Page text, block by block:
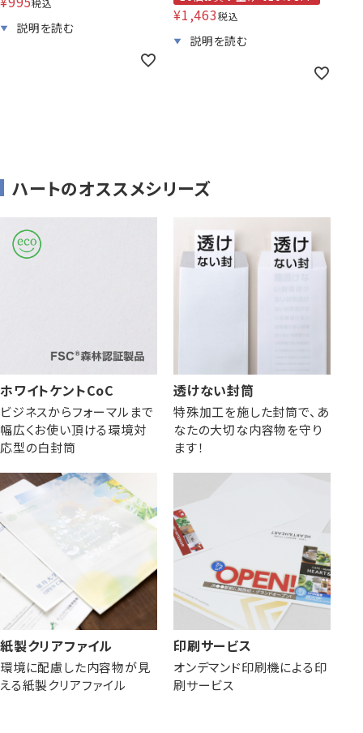
プリンター
税込
¥1,463税込
ハートのオススメシリーズ
ホワイトケントCoC
ビジネスからフォーマルまで
幅広くお使い頂ける環境対
応型の白封筒
透けない封筒
特殊加工を施した封筒で、あ
なたの大切な内容物を守り
ます！
紙製クリアファイル
環境に配慮した内容物が見
える紙製クリアファイル
印刷サービス
オンデマンド印刷機による印
刷サービス